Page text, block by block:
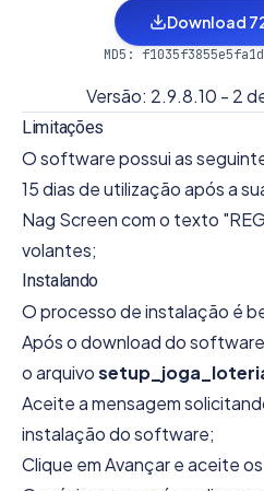
Download
MD5:
Versão: 2.9.8.10 - 2
Limitações
O software possui as
15 dias de utilização após a
Nag Screen com o texto
volantes;
Instalando
O processo de instalação é
Após o download do
o arquivo
Aceite a mensagem
instalação do software;
Clique em Avançar e aceite